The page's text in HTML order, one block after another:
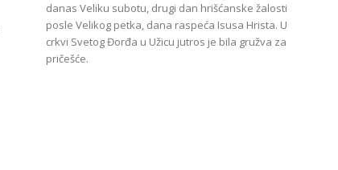
danas Veliku subotu, drugi dan hrišćanske žalosti
posle Velikog petka, dana raspeća Isusa Hrista. U
crkvi Svetog Đorđa u Užicu jutros je bila gružva za
pričešće.